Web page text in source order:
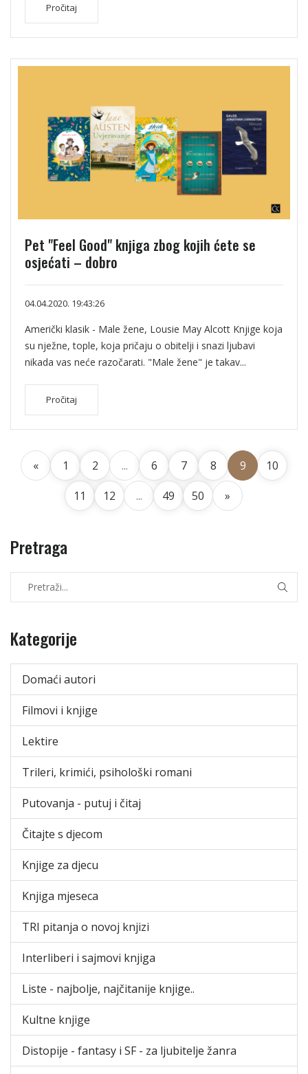
Pročitaj
Pet "Feel Good" knjiga zbog kojih ćete se
osjećati – dobro
04.04.2020. 19:43:26
Američki klasik - Male žene, Lousie May Alcott Knjige koja
su nježne, tople, koja pričaju o obitelji i snazi ljubavi
nikada vas neće razočarati. "Male žene" je takav...
Pročitaj
« 1 2 ... 6 7 8 9
10
11
12 ... 49 50 »
Pretraga
Kategorije
Domaći autori
Filmovi i knjige
Lektire
Trileri, krimići, psihološki romani
Putovanja - putuj i čitaj
Čitajte s djecom
Knjige za djecu
Knjiga mjeseca
TRI pitanja o novoj knjizi
Interliberi i sajmovi knjiga
Liste - najbolje, najčitanije knjige..
Kultne knjige
Distopije - fantasy i SF - za ljubitelje žanra